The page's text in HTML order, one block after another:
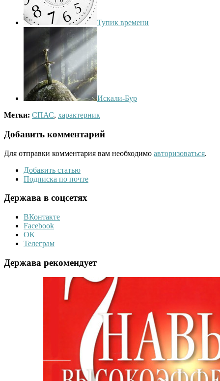
Тупик времени
Искали-Бур
Метки: СПАС, характерник
Добавить комментарий
Для отправки комментария вам необходимо авторизоваться.
Добавить статью
Подписка по почте
Держава в соцсетях
ВКонтакте
Facebook
ОК
Телеграм
Держава рекомендует